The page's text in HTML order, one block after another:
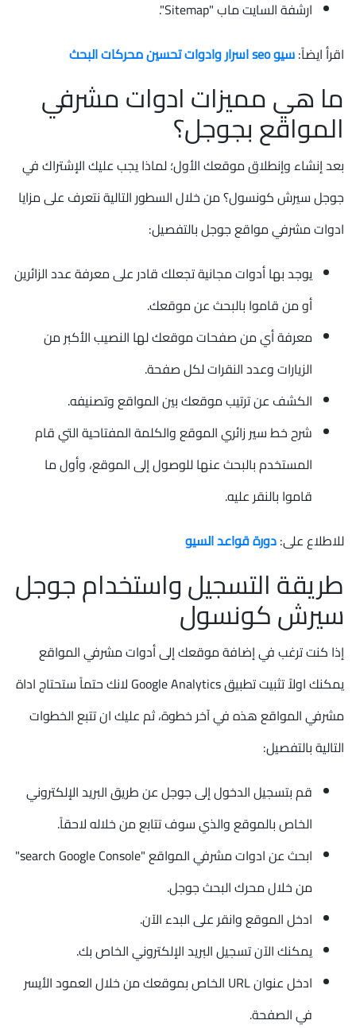
ارشفة السايت ماب "Sitemap".
اقرأ ايضاً:سيو seo اسرار وادوات تحسين محركات البحث
ما هي مميزات ادوات مشرفي
المواقع بجوجل؟
بعد إنشاء وإنطلاق موقعك الأول؛ لماذا يجب عليك الإشتراك في
جوجل سيرش كونسول؟ من خلال السطور التالية نتعرف على مزايا
ادوات مشرفي مواقع جوجل بالتفصيل:
يوجد بها أدوات مجانية تجعلك قادر على معرفة عدد الزائرين
أو من قاموا بالبحث عن موقعك.
معرفة أي من صفحات موقعك لها النصيب الأكبر من
الزيارات وعدد النقرات لكل صفحة.
الكشف عن ترتيب موقعك بين المواقع وتصنيفه.
شرح خط سير زائري الموقع والكلمة المفتاحية التي قام
المستخدم بالبحث عنها للوصول إلى الموقع، وأول ما
قاموا بالنقر عليه.
للاطلاع على:دورة قواعد السيو
طريقة التسجيل واستخدام جوجل
سيرش كونسول
إذا كنت ترغب في إضافة موقعك إلى أدوات مشرفي المواقع
يمكنك اولاً تثبيت تطبيق Google Analytics لانك حتماً ستحتاج اداة
مشرفي المواقع هذه في آخر خطوة، ثم عليك ان تتبع الخطوات
التالية بالتفصيل:
قم بتسجيل الدخول إلى جوجل عن طريق البريد الإلكتروني
الخاص بالموقع والذي سوف تتابع من خلاله لاحقاً.
ابحث عن ادوات مشرفي المواقع "search Google Console"
من خلال محرك البحث جوجل.
ادخل الموقع وانقر على البدء الآن.
يمكنك الآن تسجيل البريد الإلكتروني الخاص بك.
ادخل عنوان URL الخاص بموقعك من خلال العمود الأيسر
في الصفحة.